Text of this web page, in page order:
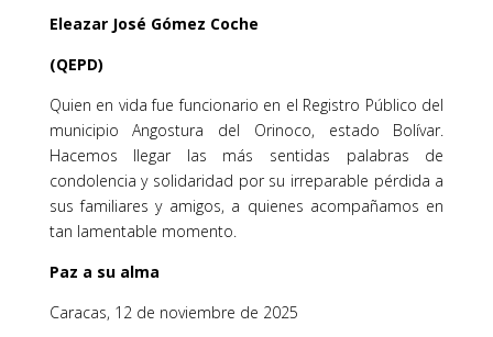
Eleazar José Gómez Coche
(QEPD)
Quien en vida fue funcionario en el Registro Público del
municipio Angostura del Orinoco, estado Bolívar.
Hacemos llegar las más sentidas palabras de
condolencia y solidaridad por su irreparable pérdida a
sus familiares y amigos, a quienes acompañamos en
tan lamentable momento.
Paz a su alma
Caracas, 12 de noviembre de 2025